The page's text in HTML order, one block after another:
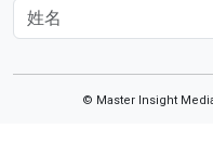
© Master Insight